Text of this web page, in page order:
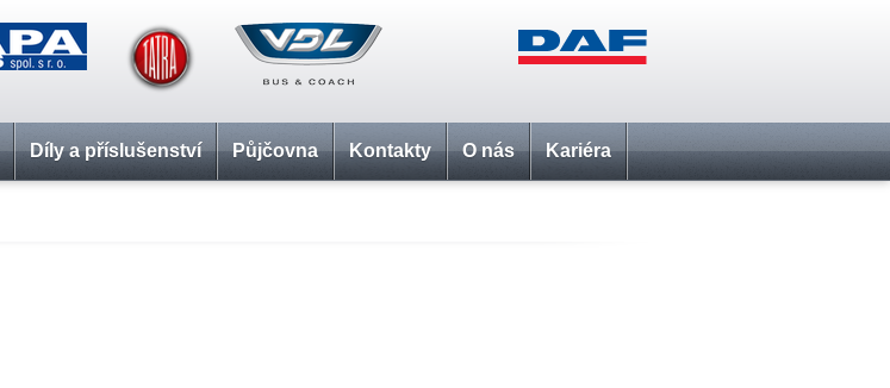
Díly a příslušenství Půjčovna Kontakty O nás Kariéra